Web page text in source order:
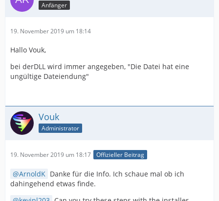
Anfänger
19. November 2019 um 18:14
Hallo Vouk,
bei derDLL wird immer angegeben, "Die Datei hat eine
ungültige Dateiendung"
Vouk
Administrator
19. November 2019 um 18:17 Offizieller Beitrag
ArnoldK Danke für die Info. Ich schaue mal ob ich
dahingehend etwas finde.